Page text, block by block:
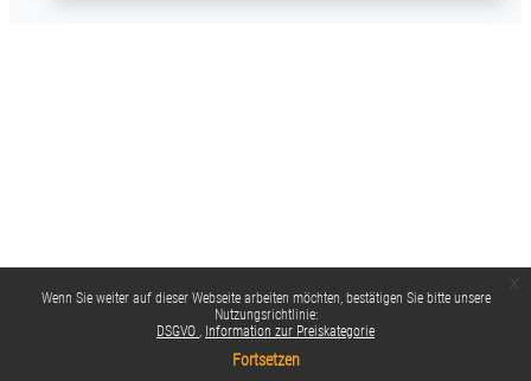
Wenn Sie weiter auf dieser Webseite arbeiten möchten, bestätigen Sie bitte unsere
Nutzungsrichtlinie:
DSGVO
Information zur Preiskategorie
Fortsetzen